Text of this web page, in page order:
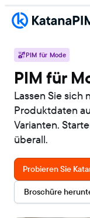
PIM für Mode
PIM für
Lassen Sie
Produktdaten
Varianten.
überall.
Probieren Sie
Broschüre